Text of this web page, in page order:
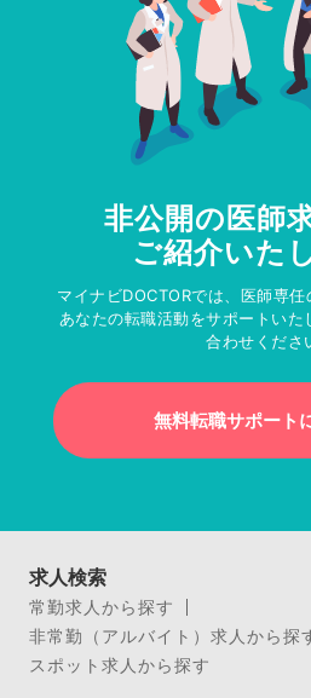
非公開の医師
ご紹介いた
マイナビDOCTORでは、医師専
あなたの転職活動をサポートい
合わせくださ
無料転職サポート
求人検索
常勤求人から探す
非常勤（アルバイト）求人から探
スポット求人から探す